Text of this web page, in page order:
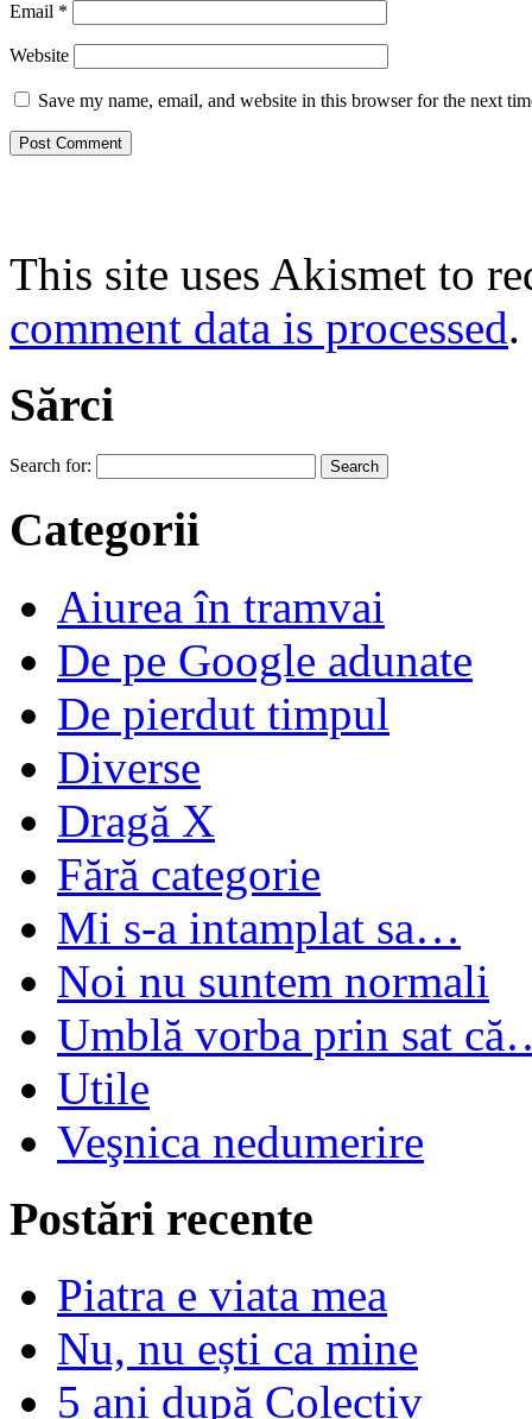
Email *
Website
Save my name, email, and website in this browser for the next
This site uses Akismet to
comment data is processed.
Sărci
Search for:
Categorii
Aiurea în tramvai
De pe Google adunate
De pierdut timpul
Diverse
Dragă X
Fără categorie
Mi s-a intamplat sa…
Noi nu suntem normali
Umblă vorba prin sat
Utile
Veşnica nedumerire
Postări recente
Piatra e viata mea
Nu, nu ești ca mine
5 ani după Colectiv